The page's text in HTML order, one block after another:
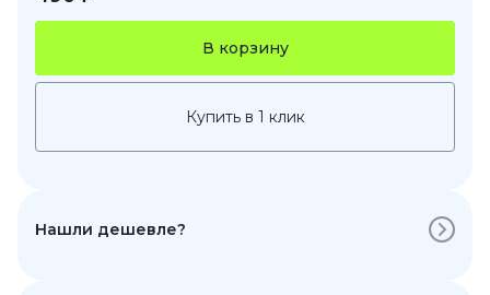
В корзину
Купить в 1 клик
Нашли дешевле?